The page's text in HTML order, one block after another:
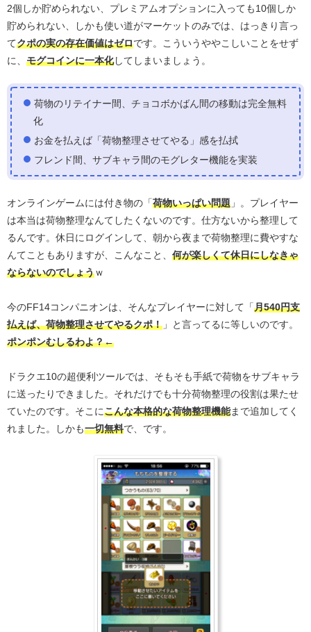
2個しか貯められない、プレミアムオプションに入っても10個しか
貯められない、しかも使い道がマーケットのみでは、はっきり言っ
てクポの実の存在価値はゼロです。こういうややこしいことをせず
に、 モグコインに一本化してしまいましょう。
荷物のリテイナー間、チョコボかばん間の移動は完全無料
化
お金を払えば「荷物整理させてやる」感を払拭
フレンド間、サブキャラ間のモグレター機能を実装
オンラインゲームには付き物の「荷物いっぱい問題 」。プレイヤー
は本当は荷物整理なんてしたくないのです。仕方ないから整理して
るんです。休日にログインして、朝から夜まで荷物整理に費やすな
んてこともありますが、こんなこと、 何が楽しくて休日にしなきゃ
ならないのでしょうｗ
今のFF14コンパニオンは、そんなプレイヤーに対して「月540円支
払えば、荷物整理させてやるクポ！ 」と言ってるに等しいのです。
ポンポンむしるわよ？←
ドラクエ10の超便利ツールでは、そもそも手紙で荷物をサブキャラ
に送ったりできました。それだけでも十分荷物整理の役割は果たせ
ていたのです。そこにこんな本格的な荷物整理機能まで追加してく
れました。しかも一切無料で、です。